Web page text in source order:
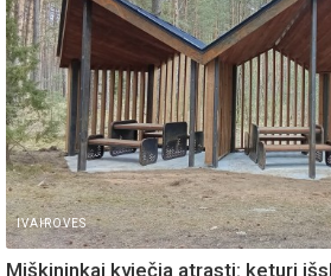
IVAIROVES
Miškininkai kviečia atrasti: keturi